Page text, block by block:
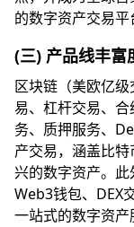
的数字资产交易平
(三) 产品线丰富
区块链（美欧亿
易、杠杆交易、
务、质押服务、
产交易，涵盖比
兴的数字资产。
Web3钱包、DEX
一站式的数字资产